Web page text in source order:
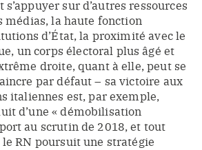
sur d’autres ressources
médias, la haute fonction
d’État, la proximité avec le
un corps électoral plus âgé et
droite, quant à elle, peut se
par défaut – sa victoire aux
italiennes est, par exemple,
d’une « démobilisation
au scrutin de 2018, et tout
RN poursuit une stratégie